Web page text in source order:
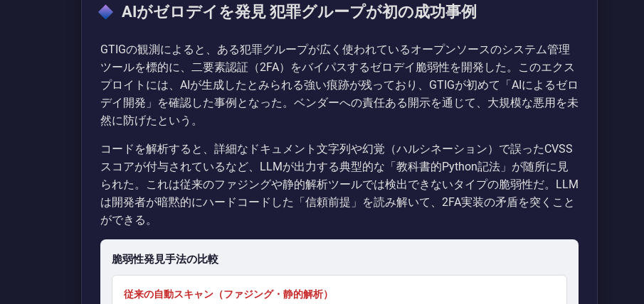
AIがゼロデイを発見 犯罪グループが初の成功事例
GTIGの観測によると、ある犯罪グループが広く使われているオープンソースのシステム管理
ツールを標的に、二要素認証（2FA）をバイパスするゼロデイ脆弱性を開発した。このエクス
プロイトには、AIが生成したとみられる強い痕跡が残っており、GTIGが初めて「AIによるゼロ
デイ開発」を確認した事例となった。ベンダーへの責任ある開示を通じて、大規模な悪用を未
然に防げたという。
コードを解析すると、詳細なドキュメント文字列や幻覚（ハルシネーション）で誤ったCVSS
スコアが付与されているなど、LLMが出力する典型的な「教科書的Python記法」が随所に見
られた。これは従来のファジングや静的解析ツールでは検出できないタイプの脆弱性だ。LLM
は開発者が暗黙的にハードコードした「信頼前提」を読み解いて、2FA実装の矛盾を突くこと
ができる。
脆弱性発見手法の比較
従来の自動スキャン（ファジング・静的解析）